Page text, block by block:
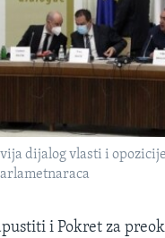
dijalog vlasti i
i Pokret za